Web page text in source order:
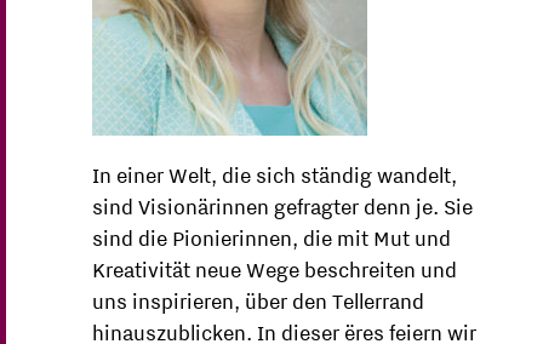
In einer Welt, die sich ständig wandelt,
sind Visionärinnen gefragter denn je. Sie
sind die Pionierinnen, die mit Mut und
Kreativität neue Wege beschreiten und
uns inspirieren, über den Tellerrand
hinauszublicken. In dieser ëres feiern wir